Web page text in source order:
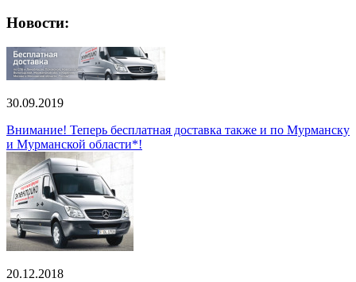
Новости:
30.09.2019
Внимание! Теперь бесплатная доставка также и по Мурманску
и Мурманской области*!
20.12.2018